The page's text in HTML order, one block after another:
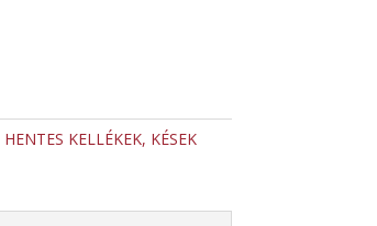
HENTES KELLÉKEK, KÉSEK